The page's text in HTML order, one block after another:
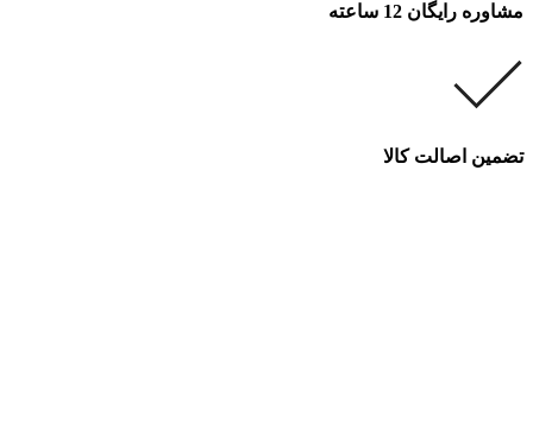
مشاوره رایگان 12 ساعته
تضمین اصالت کالا